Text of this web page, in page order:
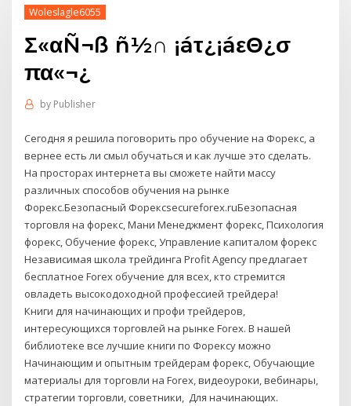
Woleslagle6055
Σ«αÑ¬ß ñ½∩ ¡áτ¿¡áεΘ¿σ
πα«¬¿
by Publisher
Сегодня я решила поговорить про обучение на Форекс, а
вернее есть ли смыл обучаться и как лучше это сделать.
На просторах интернета вы сможете найти массу
различных способов обучения на рынке
Форекс.Безопасный Форексsecureforex.ruБезопасная
торговля на форекс, Мани Менеджмент форекс, Психология
форекс, Обучение форекс, Управление капиталом форекс
Независимая школа трейдинга Profit Agency предлагает
бесплатное Forex обучение для всех, кто стремится
овладеть высокодоходной профессией трейдера!
Книги для начинающих и профи трейдеров,
интересующихся торговлей на рынке Forex. В нашей
библиотеке все лучшие книги по Форексу можно
Начинающим и опытным трейдерам форекс, Обучающие
материалы для торговли на Forex, видеоуроки, вебинары,
стратегии торговли, советники, Для начинающих.